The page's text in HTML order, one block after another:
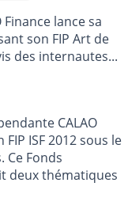
Finance lance sa
son FIP Art de
des internautes...
CALAO
ISF 2012 sous le
Ce Fonds
deux thématiques